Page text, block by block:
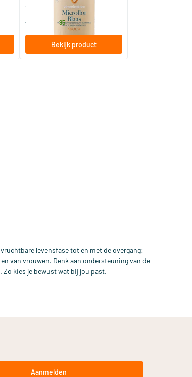
Vitaminstore
vanaf .95
Bekijk product
levensfase tot en met de overgang:
van vrouwen. Denk aan ondersteuning van de
kies je bewust wat bij jou past.
Aanmelden